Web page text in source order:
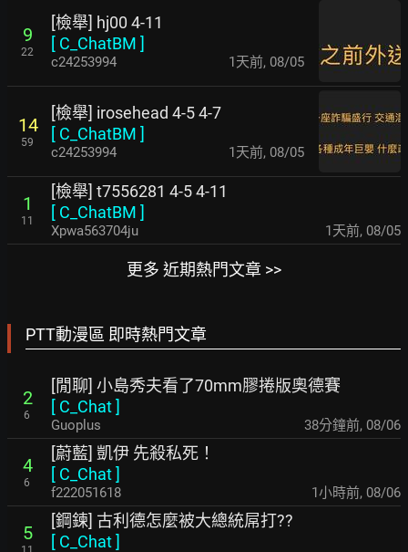
9
22
[檢舉] hj00 4-11
[ C_ChatBM ]
c24253994 1天前, 08/05
14
59
[檢舉] irosehead 4-5 4-7
[ C_ChatBM ]
c24253994 1天前, 08/05
1
11
[檢舉] t7556281 4-5 4-11
[ C_ChatBM ]
Xpwa563704ju 1天前, 08/05
更多 近期熱門文章 >>
PTT動漫區 即時熱門文章
2
6
[閒聊] 小島秀夫看了70mm膠捲版奧德賽
[ C_Chat]
Guoplus 38分鐘前, 08/06
4
6
[蔚藍] 凱伊 先殺私死！
[ C_Chat]
f222051618 1小時前, 08/06
5
[鋼鍊] 古利德怎麼被大總統屌打??
[ C_Chat]